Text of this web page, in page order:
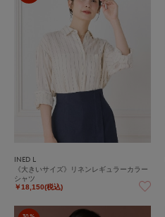
INED L
《大きいサイズ》リネンレギュラーカラー
シャツ
￥18,150(税込)